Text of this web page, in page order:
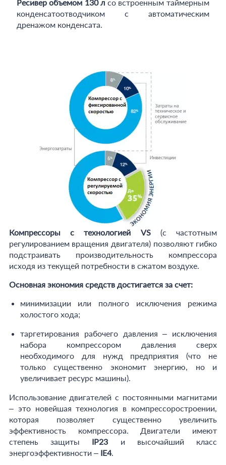
Ресивер объемом 130 л со встроенным таймерным
конденсатоотводчиком с автоматическим
дренажом конденсата.
Компрессоры с технологией VS(с частотным
регулированием вращения двигателя) позволяют гибко
подстраивать производительность компрессора
исходя из текущей потребности в сжатом воздухе.
Основная экономия средств достигается за счет:
минимизации или полного исключения режима
холостого хода;
таргетирования рабочего давления – исключения
набора компрессором давления сверх
необходимого для нужд предприятия (что не
только существенно экономит энергию, но и
увеличивает ресурс машины).
Использование двигателей с постоянными магнитами
– это новейшая технология в компрессоростроении,
которая позволяет существенно увеличить
эффективность компрессора. Двигатели имеют
степень защиты IP23 и высочайший класс
энергоэффективности – IE4.